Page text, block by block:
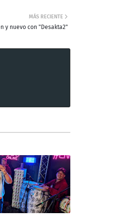
MÁS RECIENTE
y nuevo con "Desakta2"